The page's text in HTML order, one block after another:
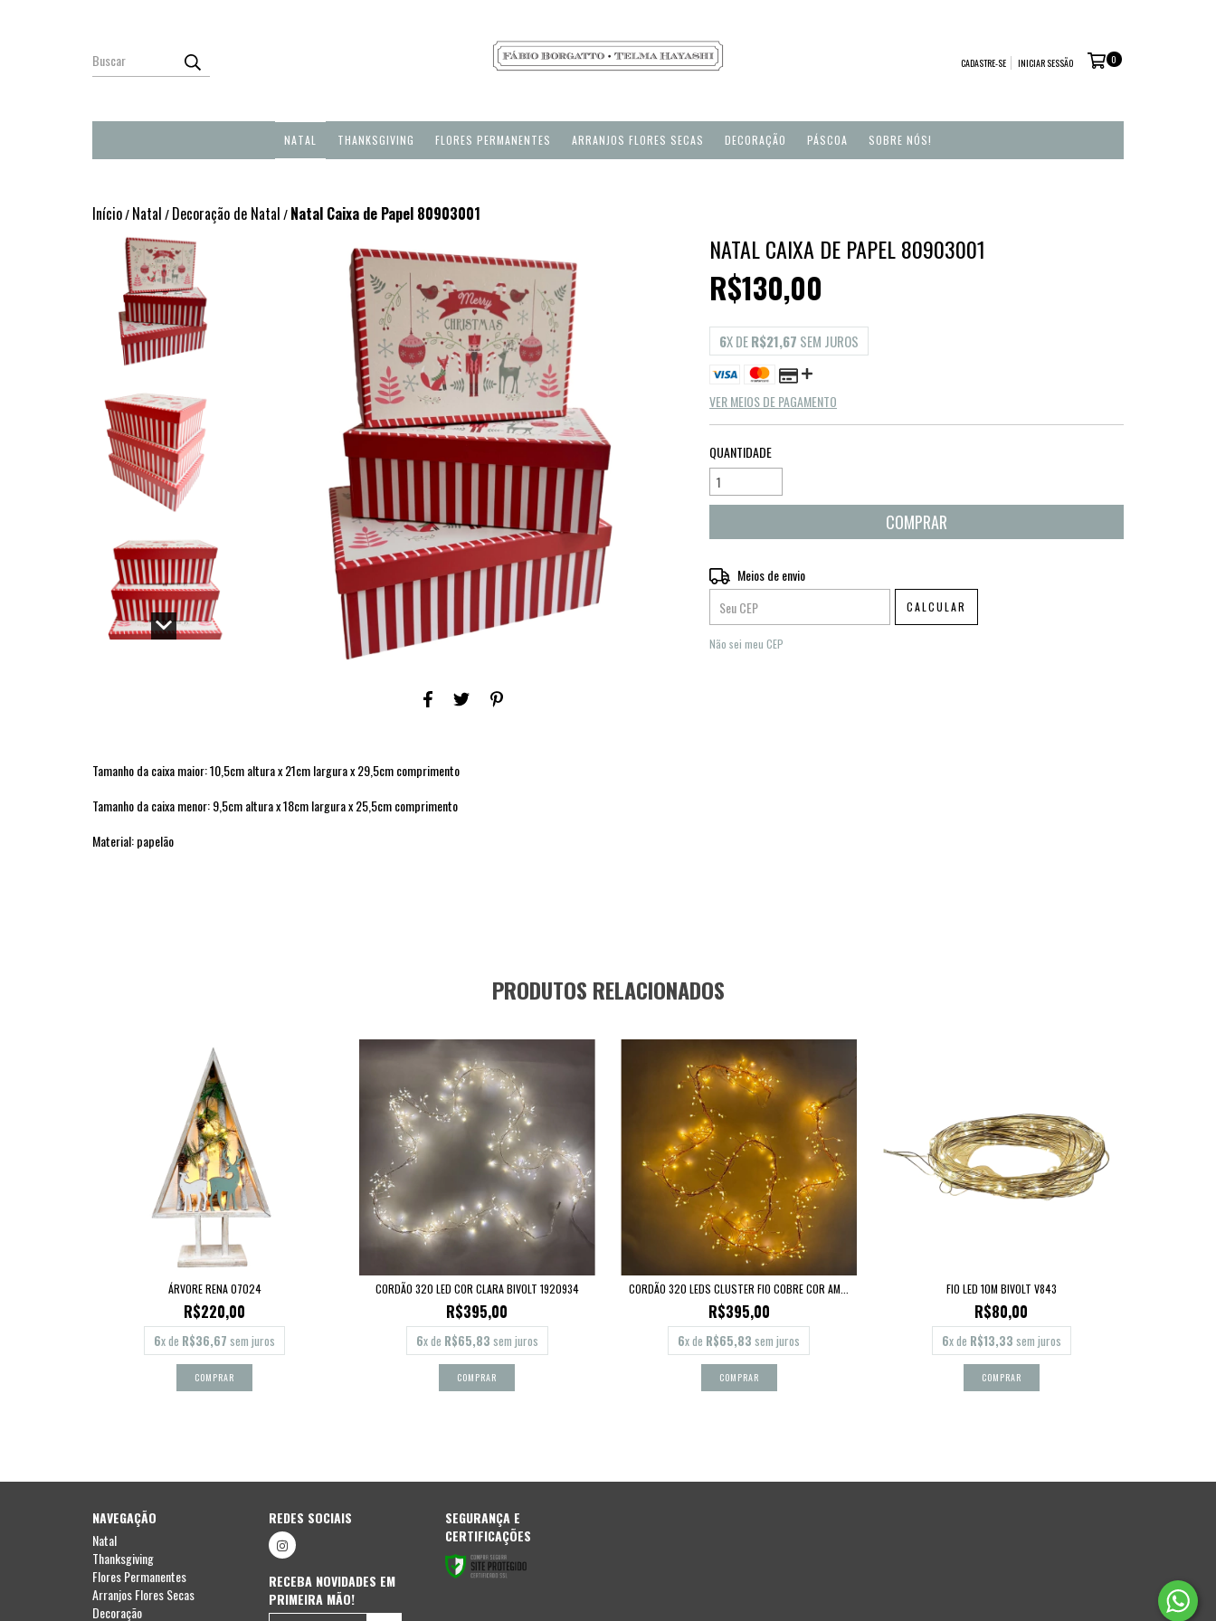
CADASTRE-SE INICIAR SESSÃO 0
NATAL THANKSGIVING FLORES PERMANENTES ARRANJOS FLORES SECAS DECORAÇÃO PÁSCOA SOBRE NÓS!
Início/Natal/Decoração de Natal/Natal Caixa de Papel 80903001
Tamanho da caixa maior: 10,5cm altura x 21cm largura x 29,5cm comprimento
Tamanho da caixa menor: 9,5cm altura x 18cm largura x 25,5cm comprimento
Material: papelão
NATAL CAIXA DE PAPEL 80903001
R$130,00
6X DER$21,67 SEM JUROS
VER MEIOS DE PAGAMENTO
QUANTIDADE
Entregas para o CEP:
Meios de envio
CALCULAR
Não sei meu CEP
PRODUTOS RELACIONADOS
ÁRVORE RENA 07024
R$220,00
6x de R$36,67 sem juros
CORDÃO 320 LED COR CLARA BIVOLT 1920934
R$395,00
6x de R$65,83 sem juros
CORDÃO 320 LEDS CLUSTER FIO COBRE COR AM...
R$395,00
6x de R$65,83 sem juros
FIO LED 10M BIVOLT V843
R$80,00
6x de R$13,33 sem juros
NAVEGAÇÃO
Natal
Thanksgiving
Flores Permanentes
Arranjos Flores Secas
Decoração
REDES SOCIAIS
RECEBA NOVIDADES EM
PRIMEIRA MÃO!
SEGURANÇA E
CERTIFICAÇÕES